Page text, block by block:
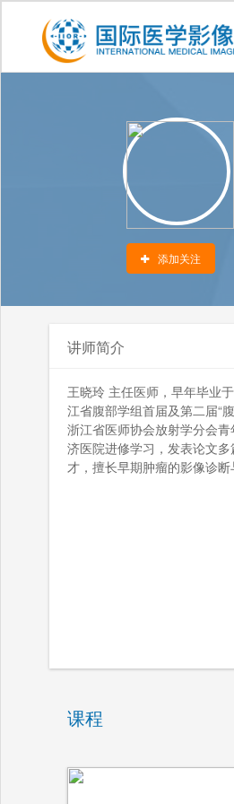
添加关注
讲师简介
王晓玲 主任医师，早年毕业
江省腹部学组首届及第二届“
浙江省医师协会放射学分会
济医院进修学习，发表论文
才，擅长早期肿瘤的影像诊断
课程